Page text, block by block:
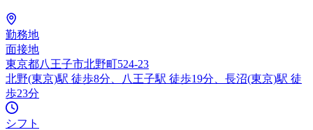
勤務地
面接地
東京都八王子市北野町524-23
北野(東京)駅 徒歩8分、八王子駅 徒歩19分、長沼(東京)駅 徒
歩23分
シフト